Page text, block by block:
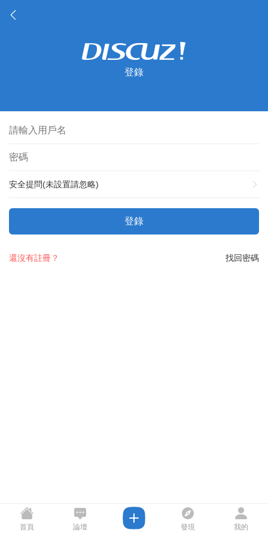
登錄
安全提問(未設置請忽略)
登錄
找回密碼
還沒有註冊？
首頁 論壇 發現 我的